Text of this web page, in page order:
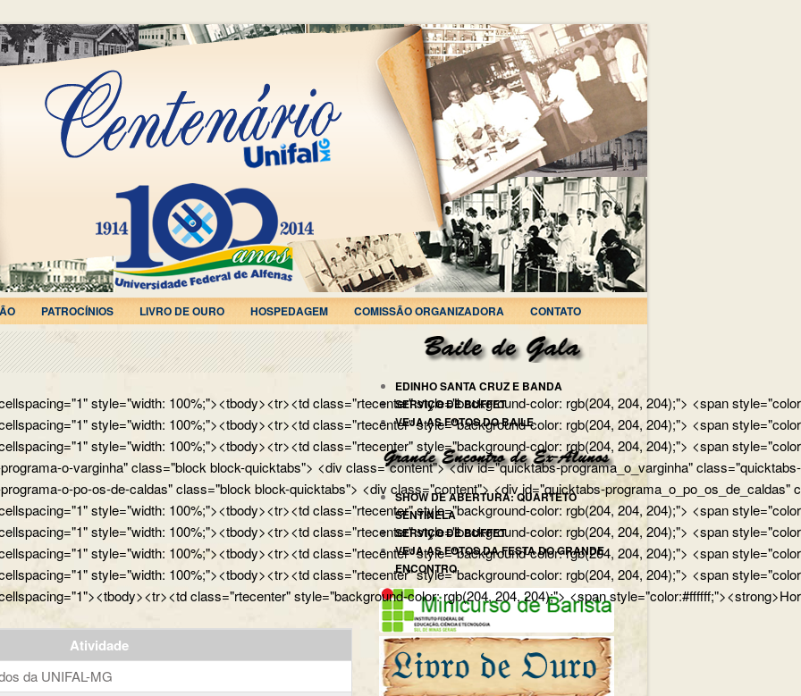
PATROCÍNIOS LIVRO DE OURO HOSPEDAGEM COMISSÃO ORGANIZADORA CONTATO
style="width: 100%;"><tbody><tr><td class="rtecenter" style="background-color: rgb(204, 204, 204);"> <span
style="width: 100%;"><tbody><tr><td class="rtecenter" style="background-color: rgb(204, 204, 204);"> <span
style="width: 100%;"><tbody><tr><td class="rtecenter" style="background-color: rgb(204, 204, 204);"> <span
o-varginha" class="block block-quicktabs"> <div class="content"> <div id="quicktabs-programa_o_varginha"
o-po-os-de-caldas" class="block block-quicktabs"> <div class="content"> <div id="quicktabs-
style="width: 100%;"><tbody><tr><td class="rtecenter" style="background-color: rgb(204, 204, 204);"> <span
style="width: 100%;"><tbody><tr><td class="rtecenter" style="background-color: rgb(204, 204, 204);"> <span
style="width: 100%;"><tbody><tr><td class="rtecenter" style="background-color: rgb(204, 204, 204);"> <span
style="width: 100%;"><tbody><tr><td class="rtecenter" style="background-color: rgb(204, 204, 204);"> <span
class="rtecenter" style="background-color: rgb(204, 204, 204);"> <span
Atividade
da UNIFAL-MG
EDINHO SANTA CRUZ E BANDA
SERVIÇO DE BUFFET
VEJA AS FOTOS DO BAILE
SHOW DE ABERTURA: QUARTETO
SENTINELA
SERVIÇO DE BUFFET
VEJA AS FOTOS DA FESTA DO GRANDE
ENCONTRO